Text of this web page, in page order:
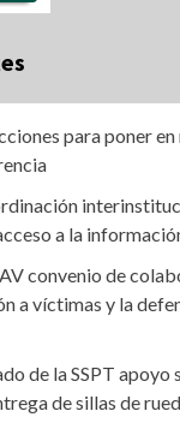
para poner en
a la
convenio de
a víctimas y la
de la SSPT apoyo
de sillas de